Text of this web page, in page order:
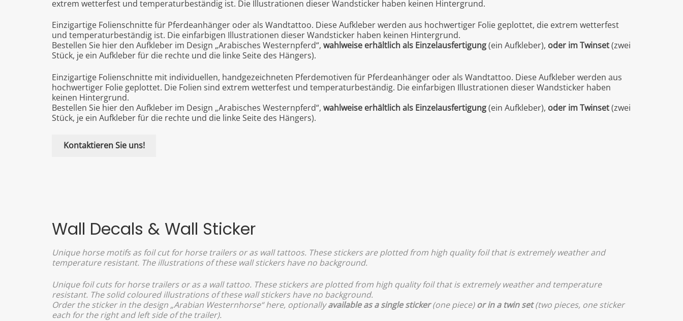
extrem wetterfest und temperaturbeständig ist. Die Illustrationen dieser Wandsticker haben keinen Hintergrund.
Einzigartige Folienschnitte für Pferdeanhänger oder als Wandtattoo. Diese Aufkleber werden aus hochwertiger Folie geplottet, die extrem wetterfest
und temperaturbeständig ist. Die einfarbigen Illustrationen dieser Wandsticker haben keinen Hintergrund.
Bestellen Sie hier den Aufkleber im Design „Arabisches Westernpferd“, wahlweise erhältlich als Einzelausfertigung(ein Aufkleber), oder im Twinset(zwei
Stück, je ein Aufkleber für die rechte und die linke Seite des Hängers).
Einzigartige Folienschnitte mit individuellen, handgezeichneten Pferdemotiven für Pferdeanhänger oder als Wandtattoo. Diese Aufkleber werden aus
hochwertiger Folie geplottet. Die Folien sind extrem wetterfest und temperaturbeständig. Die einfarbigen Illustrationen dieser Wandsticker haben
keinen Hintergrund.
Bestellen Sie hier den Aufkleber im Design „Arabisches Westernpferd“, wahlweise erhältlich als Einzelausfertigung(ein Aufkleber), oder im Twinset(zwei
Stück, je ein Aufkleber für die rechte und die linke Seite des Hängers).
Kontaktieren Sie uns!
Wall Decals & Wall Sticker
Unique horse motifs as foil cut for horse trailers or as wall tattoos. These stickers are plotted from high quality foil that is extremely weather and
temperature resistant. The illustrations of these wall stickers have no background.
Unique foil cuts for horse trailers or as a wall tattoo. These stickers are plotted from high quality foil that is extremely weather and temperature
resistant. The solid coloured illustrations of these wall stickers have no background.
Order the sticker in the design „Arabian Westernhorse“ here, optionallyavailable as a single sticker(one piece) or in a twin set(two pieces, one sticker
each for the right and left side of the trailer).